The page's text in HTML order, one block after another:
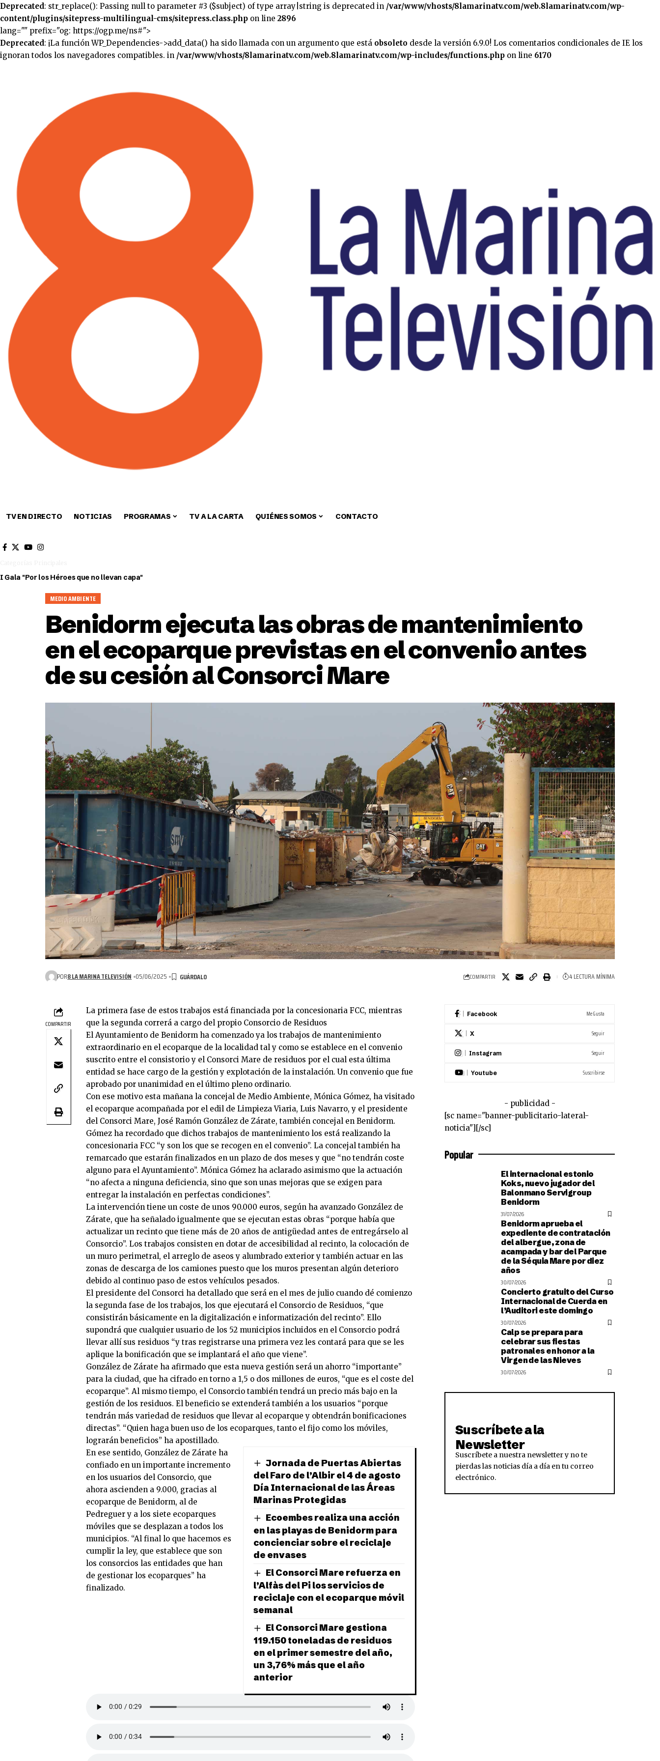
Deprecated: str_replace(): Passing null to parameter #3 ($subject) of type array|string is deprecated in /var/www/vhosts/8lamarinatv.com/web.8lamarinatv.com/wp-
content/plugins/sitepress-multilingual-cms/sitepress.class.php on line 2896
lang="" prefix="og: https://ogp.me/ns#">
Deprecated: ¡La función WP_Dependencies->add_data() ha sido llamada con un argumento que está obsoleto desde la versión 6.9.0! Los comentarios condicionales de IE los
ignoran todos los navegadores compatibles. in /var/www/vhosts/8lamarinatv.com/web.8lamarinatv.com/wp-includes/functions.php on line 6170
TV EN DIRECTO NOTICIAS PROGRAMAS TV A LA CARTA QUIÉNES SOMOS CONTACTO
I Gala "Por los Héroes que no llevan capa"
MEDIO AMBIENTE
Benidorm ejecuta las obras de mantenimiento
en el ecoparque previstas en el convenio antes
de su cesión al Consorci Mare
POR8 LA MARINA TELEVISIÓN 05/06/2025 COMPARTIR 4 LECTURA MÍNIMA
COMPARTIR
La primera fase de estos trabajos está financiada por la concesionaria FCC, mientras
que la segunda correrá a cargo del propio Consorcio de Residuos
El Ayuntamiento de Benidorm ha comenzado ya los trabajos de mantenimiento
extraordinario en el ecoparque de la localidad tal y como se establece en el convenio
suscrito entre el consistorio y el Consorci Mare de residuos por el cual esta última
entidad se hace cargo de la gestión y explotación de la instalación. Un convenio que fue
aprobado por unanimidad en el último pleno ordinario.
Con ese motivo esta mañana la concejal de Medio Ambiente, Mónica Gómez, ha visitado
el ecoparque acompañada por el edil de Limpieza Viaria, Luis Navarro, y el presidente
del Consorci Mare, José Ramón González de Zárate, también concejal en Benidorm.
Gómez ha recordado que dichos trabajos de mantenimiento los está realizando la
concesionaria FCC “y son los que se recogen en el convenio”. La concejal también ha
remarcado que estarán finalizados en un plazo de dos meses y que “no tendrán coste
alguno para el Ayuntamiento”. Mónica Gómez ha aclarado asimismo que la actuación
“no afecta a ninguna deficiencia, sino que son unas mejoras que se exigen para
entregar la instalación en perfectas condiciones”.
La intervención tiene un coste de unos 90.000 euros, según ha avanzado González de
Zárate, que ha señalado igualmente que se ejecutan estas obras “porque había que
actualizar un recinto que tiene más de 20 años de antigüedad antes de entregárselo al
Consorcio”. Los trabajos consisten en dotar de accesibilidad al recinto, la colocación de
un muro perimetral, el arreglo de aseos y alumbrado exterior y también actuar en las
zonas de descarga de los camiones puesto que los muros presentan algún deterioro
debido al continuo paso de estos vehículos pesados.
El presidente del Consorci ha detallado que será en el mes de julio cuando dé comienzo
la segunda fase de los trabajos, los que ejecutará el Consorcio de Residuos, “que
consistirán básicamente en la digitalización e informatización del recinto”. Ello
supondrá que cualquier usuario de los 52 municipios incluidos en el Consorcio podrá
llevar allí sus residuos “y tras registrarse una primera vez les contará para que se les
aplique la bonificación que se implantará el año que viene”.
González de Zárate ha afirmado que esta nueva gestión será un ahorro “importante”
para la ciudad, que ha cifrado en torno a 1,5 o dos millones de euros, “que es el coste del
ecoparque”. Al mismo tiempo, el Consorcio también tendrá un precio más bajo en la
gestión de los residuos. El beneficio se extenderá también a los usuarios “porque
tendrán más variedad de residuos que llevar al ecoparque y obtendrán bonificaciones
directas”. “Quien haga buen uso de los ecoparques, tanto el fijo como los móviles,
lograrán beneficios” ha apostillado.
Jornada de Puertas Abiertas
del Faro de l’Albir el 4 de agosto
Día Internacional de las Áreas
Marinas Protegidas
Ecoembes realiza una acción
en las playas de Benidorm para
concienciar sobre el reciclaje
de envases
El Consorci Mare refuerza en
l’Alfàs del Pi los servicios de
reciclaje con el ecoparque móvil
semanal
El Consorci Mare gestiona
119.150 toneladas de residuos
en el primer semestre del año,
un 3,76% más que el año
anterior
En ese sentido, González de Zárate ha
confiado en un importante incremento
en los usuarios del Consorcio, que
ahora ascienden a 9.000, gracias al
ecoparque de Benidorm, al de
Pedreguer y a los siete ecoparques
móviles que se desplazan a todos los
municipios. “Al final lo que hacemos es
cumplir la ley, que establece que son
los consorcios las entidades que han
de gestionar los ecoparques” ha
finalizado.
Facebook Me Gusta
X Seguir
Instagram Seguir
Youtube Suscribirse
- publicidad -
[sc name="banner-publicitario-lateral-
noticia"][/sc]
Popular
El internacional estonio
Koks, nuevo jugador del
Balonmano Servigroup
Benidorm
31/07/2026
Benidorm aprueba el
expediente de contratación
del albergue, zona de
acampada y bar del Parque
de la Séquia Mare por diez
años
30/07/2026
Concierto gratuito del Curso
Internacional de Cuerda en
l’Auditori este domingo
30/07/2026
Calp se prepara para
celebrar sus fiestas
patronales en honor a la
Virgen de las Nieves
30/07/2026
Suscríbete a la
Newsletter
Suscríbete a nuestra newsletter y no te
pierdas las noticias día a día en tu correo
electrónico.